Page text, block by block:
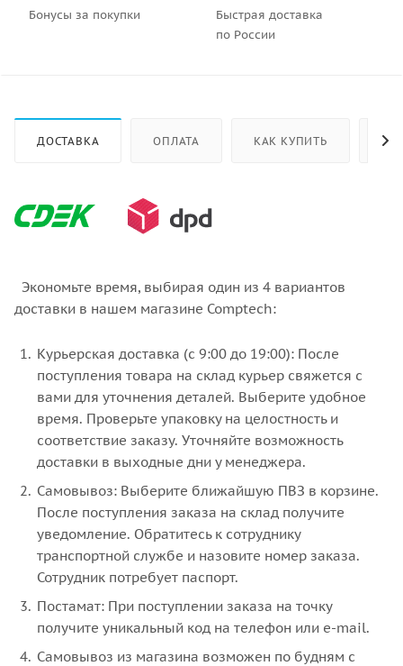
Бонусы за покупки
Быстрая доставка
по России
ДОСТАВКА ОПЛАТА КАК КУПИТЬ
Экономьте время, выбирая один из 4 вариантов
доставки в нашем магазине Comptech:
Курьерская доставка (с 9:00 до 19:00): После
поступления товара на склад курьер свяжется с
вами для уточнения деталей. Выберите удобное
время. Проверьте упаковку на целостность и
соответствие заказу. Уточняйте возможность
доставки в выходные дни у менеджера.
Самовывоз: Выберите ближайшую ПВЗ в корзине.
После поступления заказа на склад получите
уведомление. Обратитесь к сотруднику
транспортной службе и назовите номер заказа.
Сотрудник потребует паспорт.
Постамат: При поступлении заказа на точку
получите уникальный код на телефон или e-mail.
Самовывоз из магазина возможен по будням с